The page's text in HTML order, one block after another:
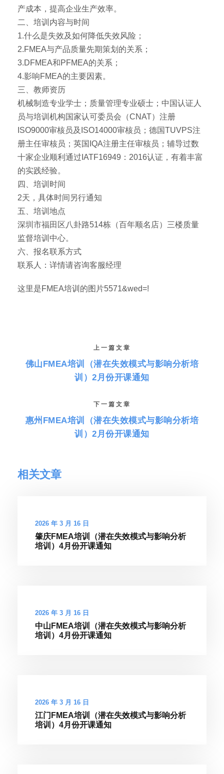
产成本，提高企业生产效率。
二、培训内容与时间
1.什么是失效及如何降低失效风险；
2.FMEA与产品质量先期策划的关系；
3.DFMEA和PFMEA的关系；
4.影响FMEA的主要因素。
三、教师资历
机械制造专业学士；质量管理专业硕士；中国认证人
员与培训机构国家认可委员会（CNAT）注册
ISO9000审核员及ISO14000审核员；德国TUVPS注
册主任审核员；英国IQA注册主任审核员；辅导过数
十家企业顺利通过IATF16949：2016认证，有着丰富
的实践经验。
四、培训时间
2天，具体时间另行通知
五、培训地点
深圳市福田区八卦路514栋（百年顺名店）三楼质量
监督培训中心。
六、报名联系方式
联系人：详情请咨询客服经理
这里是FMEA培训的图片5571&wed=!
上一篇文章
佛山FMEA培训（潜在失效模式与影响分析培
训）2月份开课通知
下一篇文章
惠州FMEA培训（潜在失效模式与影响分析培
训）2月份开课通知
相关文章
2026 年 3 月 16 日
肇庆FMEA培训（潜在失效模式与影响分析
培训）4月份开课通知
2026 年 3 月 16 日
中山FMEA培训（潜在失效模式与影响分析
培训）4月份开课通知
2026 年 3 月 16 日
江门FMEA培训（潜在失效模式与影响分析
培训）4月份开课通知